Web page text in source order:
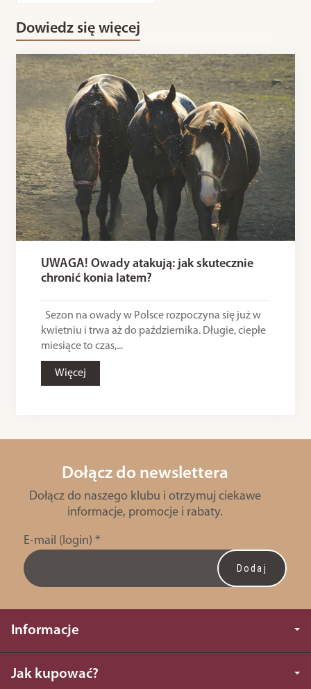
Dowiedz się więcej
UWAGA! Owady atakują: jak skutecznie
chronić konia latem?
Sezon na owady w Polsce rozpoczyna się już w
kwietniu i trwa aż do października. Długie, ciepłe
miesiące to czas,...
Więcej
Dołącz do newslettera
Dołącz do naszego klubu i otrzymuj ciekawe
informacje, promocje i rabaty.
E-mail (login) *
Informacje
Jak kupować?